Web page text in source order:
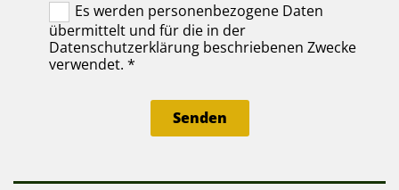
Es werden personenbezogene Daten
übermittelt und für die in der
Datenschutzerklärung beschriebenen Zwecke
verwendet. *